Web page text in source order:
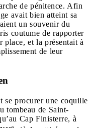
de pénitence. Afin
avait bien atteint sa
un souvenir du
coutume de rapporter
place, et la présentait à
de leur
se procurer une coquille
tombeau de Saint-
Cap Finisterre, à